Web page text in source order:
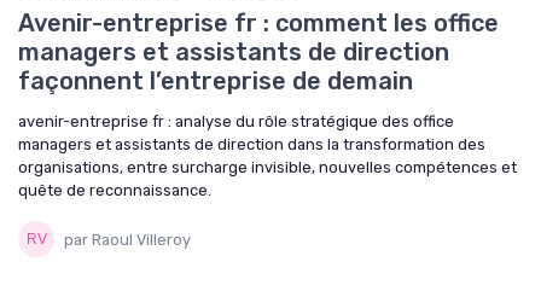
Avenir-entreprise fr : comment les office
managers et assistants de direction
façonnent l’entreprise de demain
avenir-entreprise fr : analyse du rôle stratégique des office
managers et assistants de direction dans la transformation des
organisations, entre surcharge invisible, nouvelles compétences et
quête de reconnaissance.
par Raoul Villeroy